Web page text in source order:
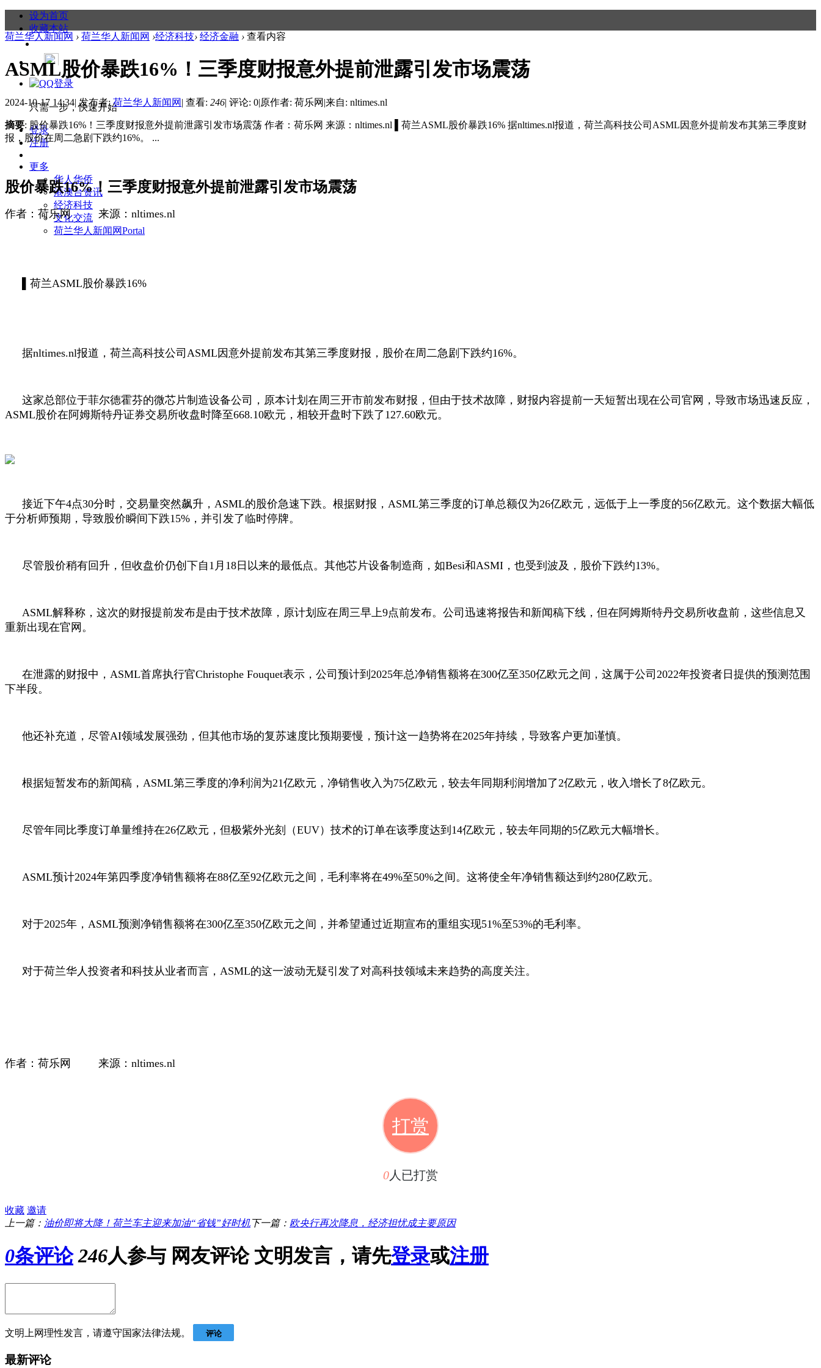
设为首页
收藏本站
只需一步，快速开始
登录
注册
更多
华人华侨
港澳台资讯
经济科技
文化交流
荷兰华人新闻网Portal
荷兰华人新闻网 › 荷兰华人新闻网 ›经济科技› 经济金融 › 查看内容
ASML股价暴跌16%！三季度财报意外提前泄露引发市场震荡
2024-10-17 14:34| 发布者: 荷兰华人新闻网 | 查看: 246| 评论: 0|原作者: 荷乐网 |来自: nltimes.nl
摘要: 股价暴跌16%！三季度财报意外提前泄露引发市场震荡 作者：荷乐网 来源：nltimes.nl ▌荷兰ASML股价暴跌16% 据nltimes.nl报道，荷兰高科技公司ASML因意外提前发布其第三季度财
报，股价在周二急剧下跌约16%。 ...
股价暴跌16%！三季度财报意外提前泄露引发市场震荡
作者：荷乐网 来源： nltimes.nl
▌荷兰ASML股价暴跌16%
据nltimes.nl报道，荷兰高科技公司 ASML 因意外提前发布其第三季度财报，股价在周二急剧下跌约16%。
这家总部位于菲尔德霍芬的微芯片制造设备公司，原本计划在周三开市前发布财报，但由于技术故障，财报内容提前一天短暂出现在公司官网，导致市场迅速反应，
ASML股价在阿姆斯特丹证券交易所收盘时降至668.10欧元，相较开盘时下跌了127.60欧元。
接近下午4点30分时，交易量突然飙升， ASML的股价急速下跌。根据财报， ASML第三季度的订单总额仅为26亿欧元，远低于上一季度的56亿欧元。这个数据大幅低
于分析师预期，导致股价瞬间下跌15% ，并引发了临时停牌。
尽管股价稍有回升，但收盘价仍创下自 1 月 18日以来的最低点。其他芯片设备制造商，如Besi和ASMI ，也受到波及，股价下跌约13%。
ASML解释称，这次的财报提前发布是由于技术故障，原计划应在周三早上9点前发布。公司迅速将报告和新闻稿下线，但在阿姆斯特丹交易所收盘前，这些信息又
重新出现在官网。
在泄露的财报中， ASML首席执行官Christophe Fouquet表示，公司预计到 2025年总净销售额将在300亿至350亿欧元之间，这属于公司 2022年投资者日提供的预测范围
下半段。
他还补充道，尽管AI领域发展强劲，但其他市场的复苏速度比预期要慢，预计这一趋势将在2025年持续，导致客户更加谨慎。
根据短暂发布的新闻稿， ASML第三季度的净利润为21亿欧元，净销售收入为75亿欧元，较去年同期利润增加了2亿欧元，收入增长了8亿欧元。
尽管年同比季度订单量维持在26亿欧元，但极紫外光刻（EUV）技术的订单在该季度达到 14亿欧元，较去年同期的5亿欧元大幅增长。
ASML预计2024年第四季度净销售额将在88亿至92亿欧元之间，毛利率将在49%至50%之间。这将使全年净销售额达到约280亿欧元。
对于2025年， ASML预测净销售额将在300亿至350亿欧元之间，并希望通过近期宣布的重组实现51%至53%的毛利率。
对于荷兰华人投资者和科技从业者而言， ASML的这一波动无疑引发了对高科技领域未来趋势的高度关注。
作者：荷乐网 来源： nltimes.nl
打赏
0人已打赏
收藏 邀请
上一篇： 油价即将大降！荷兰车主迎来加油“省钱”好时机下一篇： 欧央行再次降息，经济担忧成主要原因
0条评论 246人参与 网友评论 文明发言，请先登录或注册
文明上网理性发言，请遵守国家法律法规。 评论
最新评论